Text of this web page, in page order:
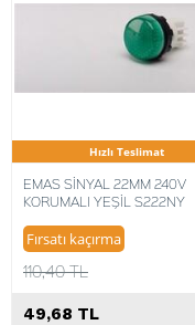
Hızlı Teslimat
EMAS SİNYAL 22MM 240V
KORUMALI YEŞİL S222NY
Fırsatı kaçırma
110,40 TL
49,68 TL